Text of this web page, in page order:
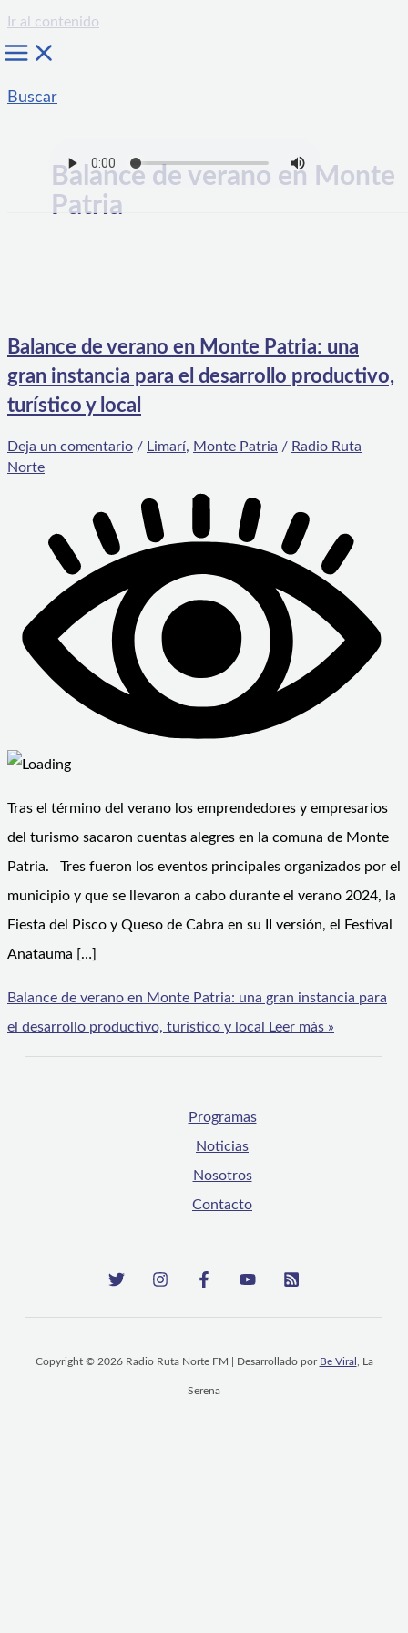
Ir al contenido
Buscar
Balance de verano en Monte
Patria
Balance de verano en Monte Patria: una
gran instancia para el desarrollo productivo,
turístico y local
Deja un comentario / Limarí, Monte Patria / Radio Ruta
Norte
Tras el término del verano los emprendedores y empresarios
del turismo sacaron cuentas alegres en la comuna de Monte
Patria. Tres fueron los eventos principales organizados por el
municipio y que se llevaron a cabo durante el verano 2024, la
Fiesta del Pisco y Queso de Cabra en su II versión, el Festival
Anatauma […]
Balance de verano en Monte Patria: una gran instancia para
el desarrollo productivo, turístico y local
Leer más »
Programas
Noticias
Nosotros
Contacto
Copyright © 2026 Radio Ruta Norte FM | Desarrollado por Be Viral , La
Serena